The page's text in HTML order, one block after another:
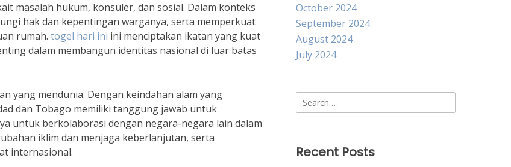
masalah hukum, konsuler, dan sosial. Dalam konteks
hak dan kepentingan warganya, serta memperkuat
rumah. togel hari ini ini menciptakan ikatan yang kuat
dalam membangun identitas nasional di luar batas
yang mendunia. Dengan keindahan alam yang
dan Tobago memiliki tanggung jawab untuk
untuk berkolaborasi dengan negara-negara lain dalam
iklim dan menjaga keberlanjutan, serta
internasional.
October 2024
September 2024
August 2024
July 2024
Search
for:
Recent Posts